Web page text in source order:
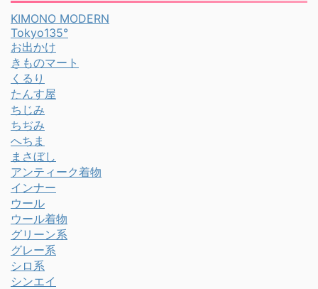
KIMONO MODERN
Tokyo135°
お出かけ
きものマート
くるり
たんす屋
ちじみ
ちぢみ
へちま
まさぼし
アンティーク着物
インナー
ウール
ウール着物
グリーン系
グレー系
シロ系
シンエイ